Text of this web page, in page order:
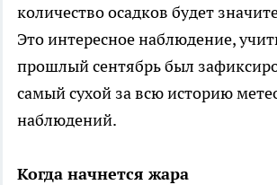
количество осадков будет
Это интересное наблюдение,
прошлый сентябрь был
самый сухой за всю историю
наблюдений.
Когда начнется жара